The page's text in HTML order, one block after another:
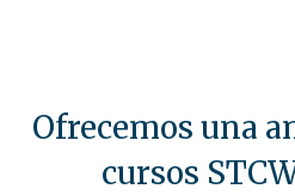
Ofrecemos una
cursos